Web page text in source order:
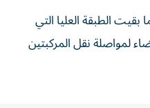
الطبقة العليا التي
لمواصلة نقل المركبتين